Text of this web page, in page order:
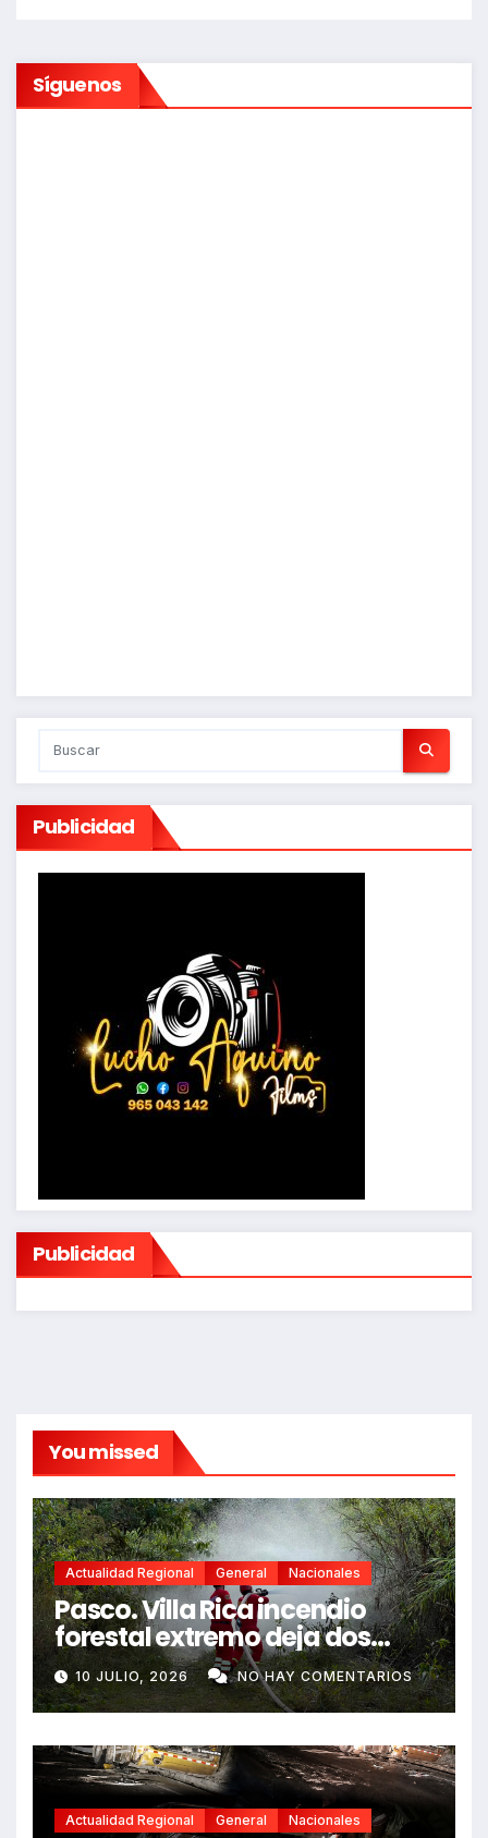
Síguenos
Publicidad
Publicidad
You missed
Actualidad Regional General Nacionales
Pasco. Villa Rica incendio
forestal extremo deja dos
fallecidos y heridos
10 JULIO, 2026 NO HAY COMENTARIOS
Actualidad Regional General Nacionales